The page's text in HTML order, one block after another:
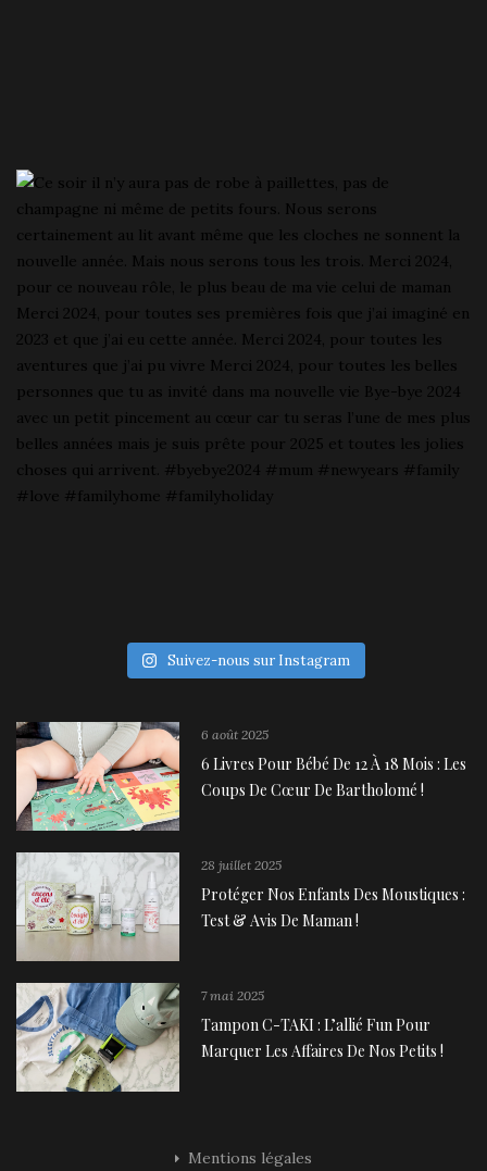
Suivez-nous sur Instagram
6 août 2025
6 Livres Pour Bébé De 12 À 18 Mois : Les
Coups De Cœur De Bartholomé !
28 juillet 2025
Protéger Nos Enfants Des Moustiques :
Test & Avis De Maman !
7 mai 2025
Tampon C-TAKI : L’allié Fun Pour
Marquer Les Affaires De Nos Petits !
Mentions légales